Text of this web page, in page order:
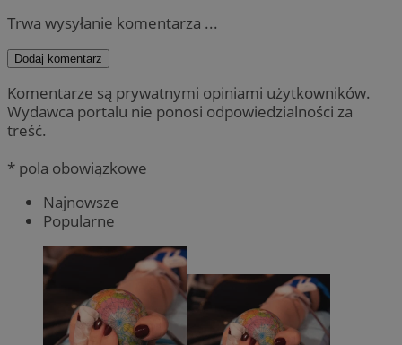
Trwa wysyłanie komentarza ...
Dodaj komentarz
Komentarze są prywatnymi opiniami użytkowników.
Wydawca portalu nie ponosi odpowiedzialności za
treść.
* pola obowiązkowe
Najnowsze
Popularne